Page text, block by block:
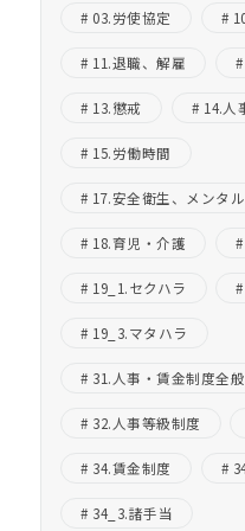
03.労使協定
11.退職、解雇
13.懲戒 14.人
15.労働時間
17.安全衛生、メンタ
18.育児・介護
19_1.セクハラ
19_3.マタハラ
31.人事・賃金制度全般
32.人事等級制度
34.賃金制度
34_3.諸手当